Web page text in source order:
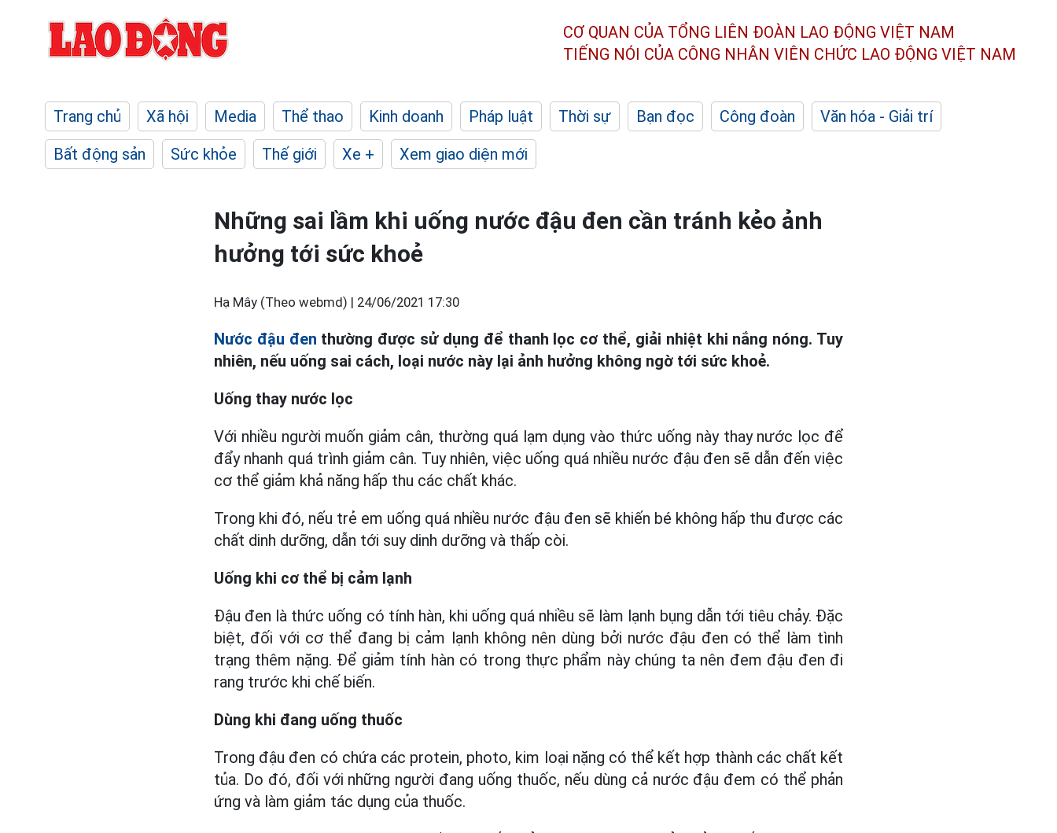
CƠ QUAN CỦA TỔNG LIÊN ĐOÀN LAO ĐỘNG VIỆT NAM
TIẾNG NÓI CỦA CÔNG NHÂN VIÊN CHỨC LAO ĐỘNG VIỆT NAM
Trang chủ Xã hội Media Thể thao Kinh doanh Pháp luật Thời sự Bạn đọc Công đoàn
Văn hóa - Giải trí
Bất động sản
Sức khỏe Thế giới Xe + Xem giao diện mới
Những sai lầm khi uống nước đậu đen cần tránh kẻo ảnh
hưởng tới sức khoẻ
Hạ Mây (Theo webmd) | 24/06/2021 17:30
Nước đậu đen thường được sử dụng để thanh lọc cơ thể, giải nhiệt khi nắng nóng. Tuy
nhiên, nếu uống sai cách, loại nước này lại ảnh hưởng không ngờ tới sức khoẻ.
Uống thay nước lọc
Với nhiều người muốn giảm cân, thường quá lạm dụng vào thức uống này thay nước lọc để
đẩy nhanh quá trình giảm cân. Tuy nhiên, việc uống quá nhiều nước đậu đen sẽ dẫn đến việc
cơ thể giảm khả năng hấp thu các chất khác.
Trong khi đó, nếu trẻ em uống quá nhiều nước đậu đen sẽ khiến bé không hấp thu được các
chất dinh dưỡng, dẫn tới suy dinh dưỡng và thấp còi.
Uống khi cơ thể bị cảm lạnh
Đậu đen là thức uống có tính hàn, khi uống quá nhiều sẽ làm lạnh bụng dẫn tới tiêu chảy. Đặc
biệt, đối với cơ thể đang bị cảm lạnh không nên dùng bởi nước đậu đen có thể làm tình
trạng thêm nặng. Để giảm tính hàn có trong thực phẩm này chúng ta nên đem đậu đen đi
rang trước khi chế biến.
Dùng khi đang uống thuốc
Trong đậu đen có chứa các protein, photo, kim loại nặng có thể kết hợp thành các chất kết
tủa. Do đó, đối với những người đang uống thuốc, nếu dùng cả nước đậu đem có thể phản
ứng và làm giảm tác dụng của thuốc.